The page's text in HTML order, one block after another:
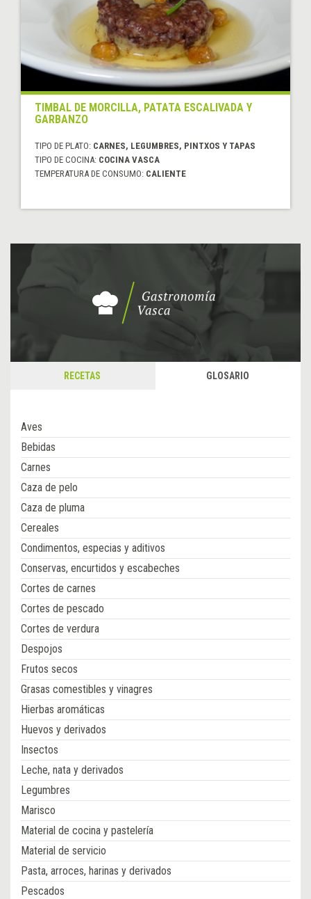
TIMBAL DE MORCILLA, PATATA ESCALIVADA Y
GARBANZO
TIPO DE PLATO: CARNES, LEGUMBRES, PINTXOS Y TAPAS
TIPO DE COCINA: COCINA VASCA
TEMPERATURA DE CONSUMO: CALIENTE
RECETAS GLOSARIO
Aves
Bebidas
Carnes
Caza de pelo
Caza de pluma
Cereales
Condimentos, especias y aditivos
Conservas, encurtidos y escabeches
Cortes de carnes
Cortes de pescado
Cortes de verdura
Despojos
Frutos secos
Grasas comestibles y vinagres
Hierbas aromáticas
Huevos y derivados
Insectos
Leche, nata y derivados
Legumbres
Marisco
Material de cocina y pastelería
Material de servicio
Pasta, arroces, harinas y derivados
Pescados